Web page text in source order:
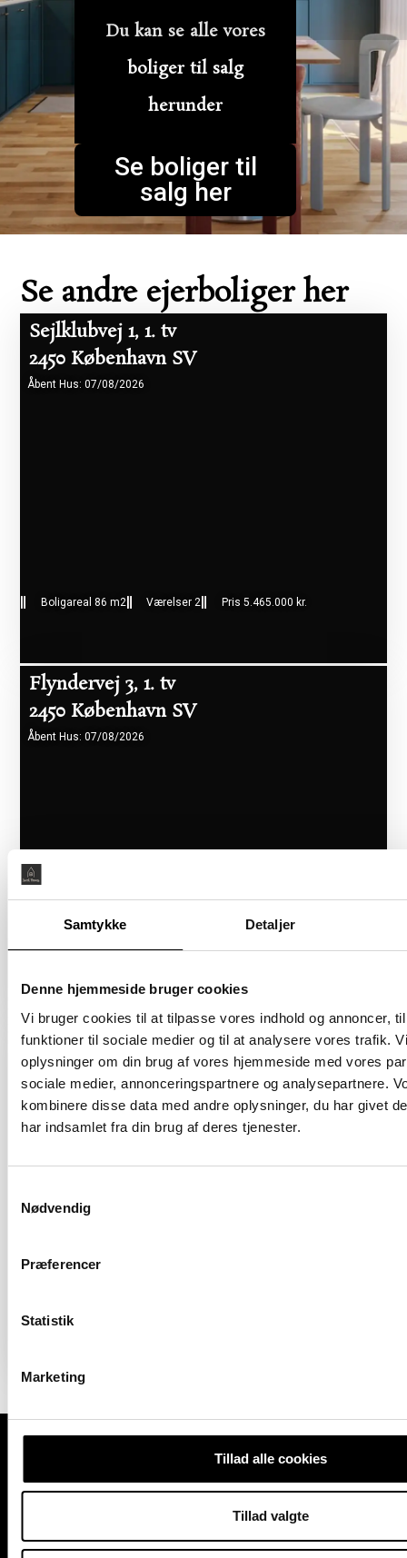
Samtykke Detaljer
Denne hjemmeside bruger cookies
Vi bruger cookies til at tilpasse vores indhold og annoncer,
funktioner til sociale medier og til at analysere vores trafik.
oplysninger om din brug af vores hjemmeside med vores
sociale medier, annonceringspartnere og analysepartnere.
kombinere disse data med andre oplysninger, du har givet
har indsamlet fra din brug af deres tjenester.
Nødvendig
Præferencer
Statistik
Marketing
Tillad alle cookies
Tillad valgte
Du kan se alle vores
boliger til salg
herunder
Se boliger til
salg her
Se andre ejerboliger her
Åbent Hus: 07/08/2026
Sejlklubvej 1, 1. tv
2450 København SV
Boligareal 86 m2 Værelser 2 Pris 5.465.000 kr.
Åbent Hus: 07/08/2026
Flyndervej 3, 1. tv
2450 København SV
Boligareal 86 m2 Værelser 2 Pris 4.820.000 kr.
Åbent Hus: 07/08/2026
Sejlklubvej 1B
2450 København SV
erfaring på
til at hjælpe dig med
Telefon 24 64 07 88
homes.dk
Mød os på Vejlands
Læs mere
Privatlivspolitik